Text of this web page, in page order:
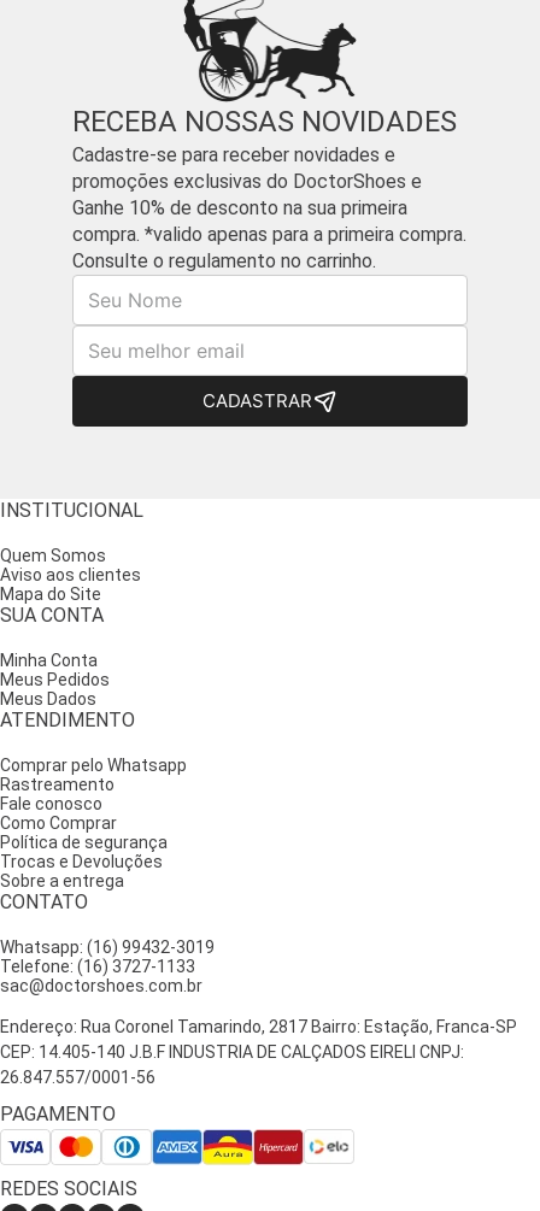
RECEBA NOSSAS NOVIDADES
Cadastre-se para receber novidades e
promoções exclusivas do DoctorShoes e
Ganhe 10% de desconto na sua primeira
compra. *valido apenas para a primeira compra.
Consulte o regulamento no carrinho.
Nome
E-mail
CADASTRAR
INSTITUCIONAL
Quem Somos
Aviso aos clientes
Mapa do Site
SUA CONTA
Minha Conta
Meus Pedidos
Meus Dados
ATENDIMENTO
Comprar pelo Whatsapp
Rastreamento
Fale conosco
Como Comprar
Política de segurança
Trocas e Devoluções
Sobre a entrega
CONTATO
Whatsapp: (16) 99432-3019
Telefone: (16) 3727-1133
sac@doctorshoes.com.br
Endereço: Rua Coronel Tamarindo, 2817 Bairro: Estação, Franca-SP
CEP: 14.405-140 J.B.F INDUSTRIA DE CALÇADOS EIRELI CNPJ:
26.847.557/0001-56
PAGAMENTO
REDES SOCIAIS